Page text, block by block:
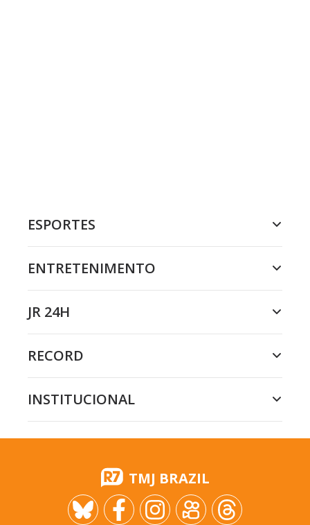
ESPORTES
ENTRETENIMENTO
JR 24H
RECORD
INSTITUCIONAL
TMJ BRAZIL